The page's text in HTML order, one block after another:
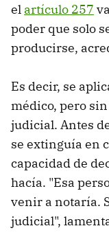
el artículo 257
poder que solo
producirse,
Es decir, se
médico, pero
judicial. Antes
se extinguía en
capacidad de
hacía. "Esa
venir a notaría.
judicial",